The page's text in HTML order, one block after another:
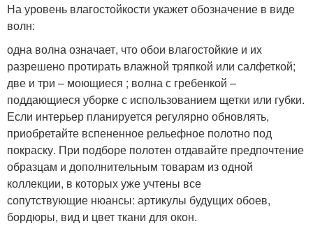
На уровень влагостойкости укажет обозначение в виде
волн:
одна волна означает, что обои влагостойкие и их
разрешено протирать влажной тряпкой или салфеткой;
две и три – моющиеся ; волна с гребенкой –
поддающиеся уборке с использованием щетки или губки.
Если интерьер планируется регулярно обновлять,
приобретайте вспененное рельефное полотно под
покраску. При подборе полотен отдавайте предпочтение
образцам и дополнительным товарам из одной
коллекции, в которых уже учтены все
сопутствующие нюансы: артикулы будущих обоев,
бордюры, вид и цвет ткани для окон.